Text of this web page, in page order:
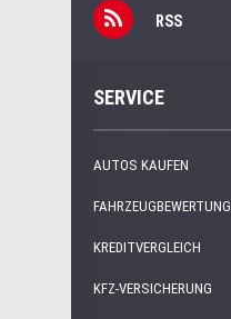
RSS
SERVICE
AUTOS KAUFEN
FAHRZEUGBEWERTUNG
KREDITVERGLEICH
KFZ-VERSICHERUNG